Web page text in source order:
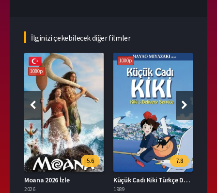
İlginizi çekebilecek diğer filmler
1080p
5.6
Moana 2026 İzle
2026
1080p
7.8
Küçük Cadı Kiki Türkçe Dublaj İzle
1989